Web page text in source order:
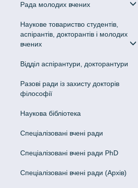
Рада молодих вчених
Наукове товариство студентів,
аспірантів, докторантів і молодих
вчених
Відділ аспірантури, докторантури
Разові ради із захисту докторів
філософії
Наукова бібліотека
Спеціалізовані вчені ради
Спеціалізовані вчені ради PhD
Спеціалізовані вчені ради (Архів)